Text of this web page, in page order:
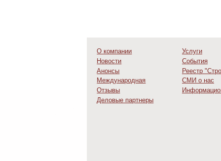
О компании
Услуги
Новости
События
Анонсы
Реестр
Международная
деятельность
СМИ о нас
Отзывы
Деловые партнеры